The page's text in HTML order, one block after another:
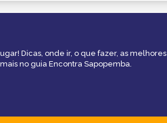
Dicas, onde ir, o que fazer, as melhores
no guia Encontra Sapopemba.